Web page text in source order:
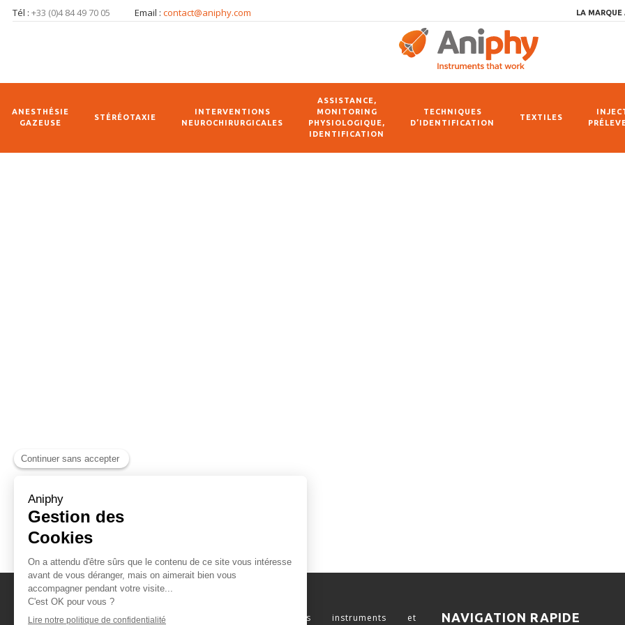
Tél : +33 (0)4 84 49 70 05 Email : contact@aniphy.com LA MARQUE
ANESTHÉSIE
GAZEUSE
STÉRÉOTAXIE
INTERVENTIONS
NEUROCHIRURGICALES
ASSISTANCE,
MONITORING
PHYSIOLOGIQUE,
IDENTIFICATION
TECHNIQUES
D’IDENTIFICATION
TEXTILES
Naviguez parmi les instruments et NAVIGATION RAPIDE